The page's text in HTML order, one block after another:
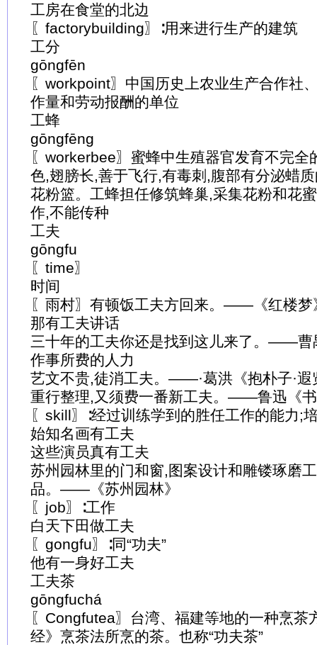
工房在食堂的北边
〖factorybuilding〗∶用来进行生产的建筑
工分
gōngfēn
〖workpoint〗中国历史上农业生产合作社
作量和劳动报酬的单位
工蜂
gōngfēng
〖workerbee〗蜜蜂中生殖器官发育不完全
色,翅膀长,善于飞行,有毒刺,腹部有分泌蜡
花粉篮。工蜂担任修筑蜂巢,采集花粉和花
作,不能传种
工夫
gōngfu
〖time〗
时间
〖雨村〗有顿饭工夫方回来。——《红楼梦
那有工夫讲话
三十年的工夫你还是找到这儿来了。——曹
作事所费的人力
艺文不贵,徒消工夫。——·葛洪《抱朴子·遐
重行整理,又须费一番新工夫。——鲁迅《
〖skill〗∶经过训练学到的胜任工作的能力;
始知名画有工夫
这些演员真有工夫
苏州园林里的门和窗,图案设计和雕镂琢磨
品。——《苏州园林》
〖job〗∶工作
白天下田做工夫
〖gongfu〗∶同“功夫”
他有一身好工夫
工夫茶
gōngfuchá
〖Congfutea〗台湾、福建等地的一种烹茶
经》烹茶法所烹的茶。也称“功夫茶”